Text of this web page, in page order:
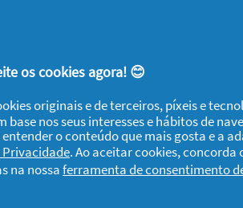
desfaça o queijo de
que Fairy a ajude com
os cookies agora! 😊
originais e de terceiros, píxeis e
nos seus interesses e hábitos de
o conteúdo que mais gosta e a
. Ao aceitar cookies, concorda
na nossaferramenta de consentimento